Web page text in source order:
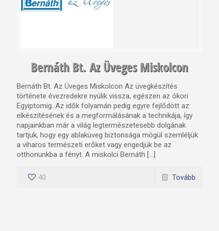
Bernáth Bt. Az Üveges Miskolcon
Bernáth Bt. Az Üveges Miskolcon Az üvegkészítés
története évezredekre nyúlik vissza, egészen az ókori
Egyiptomig. Az idők folyamán pedig egyre fejlődött az
elkészítésének és a megformálásának a technikája, így
napjainkban már a világ legtermészetesebb dolgának
tartjuk, hogy egy ablaküveg biztonsága mögül szemléljük
a viharos természeti erőket vagy engedjük be az
otthonunkba a fényt. A miskolci Bernáth […]
40 Tovább